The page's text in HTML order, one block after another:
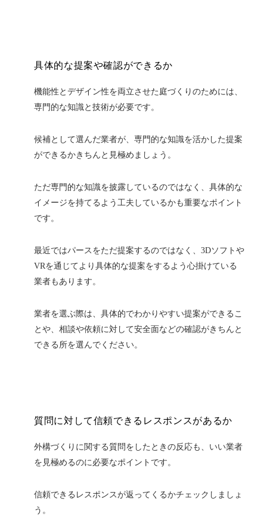
具体的な提案や確認ができるか
機能性とデザイン性を両立させた庭づくりのためには、
専門的な知識と技術が必要です。
候補として選んだ業者が、専門的な知識を活かした提案
ができるかきちんと見極めましょう。
ただ専門的な知識を披露しているのではなく、具体的な
イメージを持てるよう工夫しているかも重要なポイント
です。
最近ではパースをただ提案するのではなく、3Dソフトや
VRを通じてより具体的な提案をするよう心掛けている
業者もあります。
業者を選ぶ際は、具体的でわかりやすい提案ができるこ
とや、相談や依頼に対して安全面などの確認がきちんと
できる所を選んでください。
質問に対して信頼できるレスポンスがあるか
外構づくりに関する質問をしたときの反応も、いい業者
を見極めるのに必要なポイントです。
信頼できるレスポンスが返ってくるかチェックしましょ
う。